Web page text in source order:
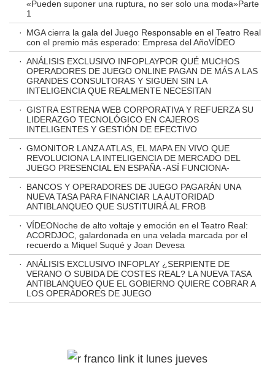
«Pueden suponer una ruptura, no ser solo una moda»Parte
1
·
MGA cierra la gala del Juego Responsable en el Teatro Real
con el premio más esperado: Empresa del AñoVÍDEO
· ANÁLISIS EXCLUSIVO INFOPLAYPOR QUÉ MUCHOS
OPERADORES DE JUEGO ONLINE PAGAN DE MÁS A LAS
GRANDES CONSULTORAS Y SIGUEN SIN LA
INTELIGENCIA QUE REALMENTE NECESITAN
· GISTRA ESTRENA WEB CORPORATIVA Y REFUERZA SU
LIDERAZGO TECNOLÓGICO EN CAJEROS
INTELIGENTES Y GESTIÓN DE EFECTIVO
· GMONITOR LANZA ATLAS, EL MAPA EN VIVO QUE
REVOLUCIONA LA INTELIGENCIA DE MERCADO DEL
JUEGO PRESENCIAL EN ESPAÑA -ASÍ FUNCIONA-
·
BANCOS Y OPERADORES DE JUEGO PAGARÁN UNA
NUEVA TASA PARA FINANCIAR LA AUTORIDAD
ANTIBLANQUEO QUE SUSTITUIRÁ AL FROB
· VÍDEONoche de alto voltaje y emoción en el Teatro Real:
ACORDJOC, galardonada en una velada marcada por el
recuerdo a Miquel Suqué y Joan Devesa
· ANÁLISIS EXCLUSIVO INFOPLAY ¿SERPIENTE DE
VERANO O SUBIDA DE COSTES REAL? LA NUEVA TASA
ANTIBLANQUEO QUE EL GOBIERNO QUIERE COBRAR A
LOS OPERADORES DE JUEGO